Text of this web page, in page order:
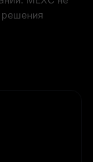
решения